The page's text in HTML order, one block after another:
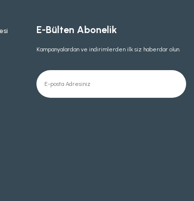
E-Bülten Abonelik
Kampanyalardan ve indirimlerden ilk siz haberdar olun.